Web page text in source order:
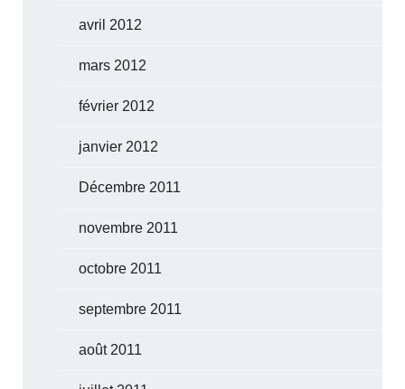
avril 2012
mars 2012
février 2012
janvier 2012
Décembre 2011
novembre 2011
octobre 2011
septembre 2011
août 2011